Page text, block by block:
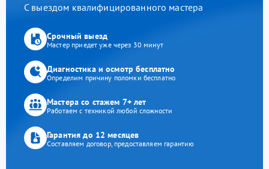
С выездом квалифицированного мастера
Срочный выезд
Мастер приедет уже через 30 минут
Диагностика и осмотр бесплатно
Определим причину поломки бесплатно
Мастера со стажем 7+ лет
Работаем с техникой любой сложности
Гарантия до 12 месяцев
Составляем договор, предоставляем гарантию